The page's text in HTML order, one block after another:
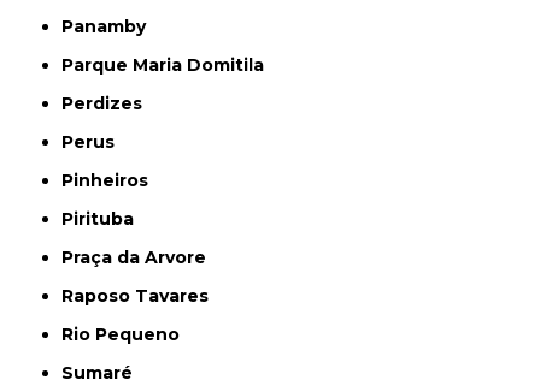
Panamby
Parque Maria Domitila
Perdizes
Perus
Pinheiros
Pirituba
Praça da Arvore
Raposo Tavares
Rio Pequeno
Sumaré